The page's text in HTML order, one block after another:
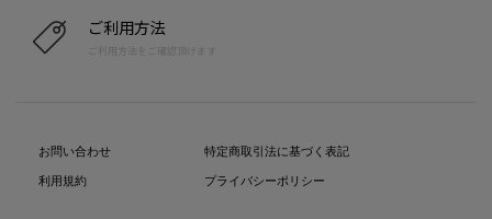
ご利用方法
ご利用方法をご確認頂けます
お問い合わせ
利用規約
特定商取引法に基づく表記
プライバシーポリシー